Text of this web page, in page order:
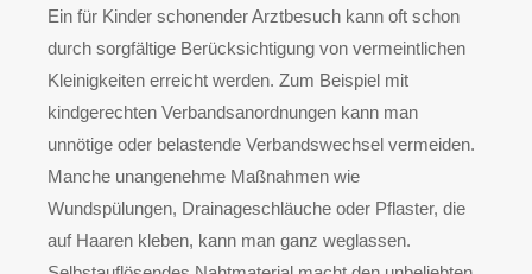
Ein für Kinder schonender Arztbesuch kann oft schon
durch sorgfältige Berücksichtigung von vermeintlichen
Kleinigkeiten erreicht werden. Zum Beispiel mit
kindgerechten Verbandsanordnungen kann man
unnötige oder belastende Verbandswechsel vermeiden.
Manche unangenehme Maßnahmen wie
Wundspülungen, Drainageschläuche oder Pflaster, die
auf Haaren kleben, kann man ganz weglassen.